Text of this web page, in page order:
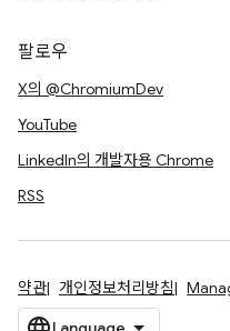
팔로우
X의 @ChromiumDev
YouTube
LinkedIn의 개발자용 Chrome
RSS
약관 개인정보처리방침